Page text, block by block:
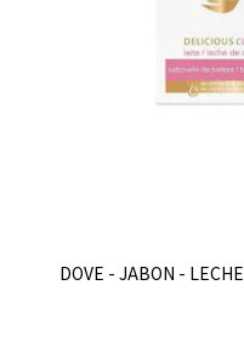
DOVE - JABON -